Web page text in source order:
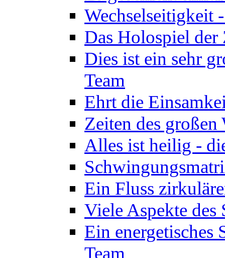
Wechselseitigkeit
Das Holospiel der
Dies ist ein sehr
Team
Ehrt die
Zeiten des großen
Alles ist heilig -
Ein Fluss
Viele Aspekte des
Ein energetisches
Team